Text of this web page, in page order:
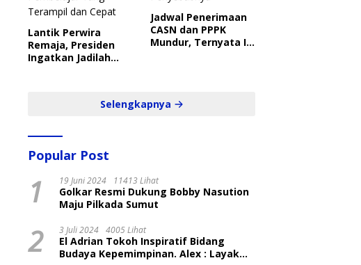
Lantik Perwira
Remaja, Presiden
Ingatkan Jadilah
Jadwal Penerimaan
CASN dan PPPK
Mundur, Ternyata Ini
Selengkapnya
Popular Post
1 19 Juni 2024 11413 Lihat
Golkar Resmi Dukung Bobby Nasution
Maju Pilkada Sumut
2 3 Juli 2024 4005 Lihat
El Adrian Tokoh Inspiratif Bidang
Budaya Kepemimpinan. Alex : Layak